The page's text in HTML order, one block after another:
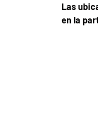
Las
en la